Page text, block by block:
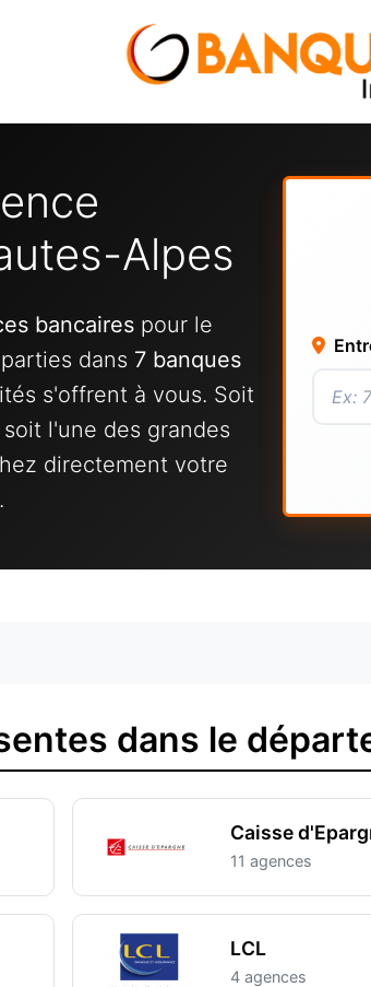
Alpes
bancaires pour le
dans 7 banques
s'offrent à vous. Soit
l'une des grandes
directement votre
dans le
Caisse
11 agences
LCL
4 agences